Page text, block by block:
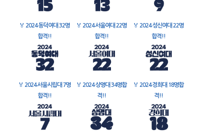
🏅 2024 동덕여대 32명
합격!!
🏅 2024 서울여대 22명
합격!!
🏅 2024 성신여대 22명
합격!!
🏅 2024 서울시립대 7명
합격!!
🏅 2024 상명대 34명합
격!!
🏅 2024 경희대 18명합
격!!